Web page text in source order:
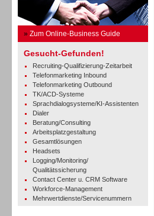
» Zum Online-Business Guide
Gesucht-Gefunden!
Recruiting-Qualifizierung-Zeitarbeit
Telefonmarketing Inbound
Telefonmarketing Outbound
TK/ACD-Systeme
Sprachdialogsysteme/KI-Assistenten
Dialer
Beratung/Consulting
Arbeitsplatzgestaltung
Gesamtlösungen
Headsets
Logging/Monitoring/
Qualitätssicherung
Contact Center u. CRM Software
Workforce-Management
Mehrwertdienste/Servicenummern